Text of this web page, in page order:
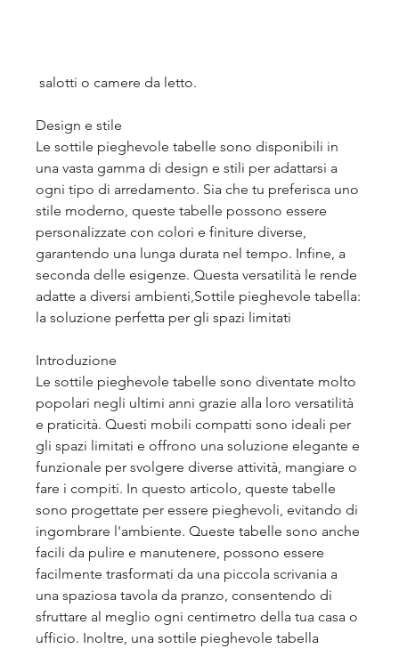
salotti o camere da letto.
Design e stile
Le sottile pieghevole tabelle sono disponibili in
una vasta gamma di design e stili per adattarsi a
ogni tipo di arredamento. Sia che tu preferisca uno
stile moderno, queste tabelle possono essere
personalizzate con colori e finiture diverse,
garantendo una lunga durata nel tempo. Infine, a
seconda delle esigenze. Questa versatilità le rende
adatte a diversi ambienti,Sottile pieghevole tabella:
la soluzione perfetta per gli spazi limitati
Introduzione
Le sottile pieghevole tabelle sono diventate molto
popolari negli ultimi anni grazie alla loro versatilità
e praticità. Questi mobili compatti sono ideali per
gli spazi limitati e offrono una soluzione elegante e
funzionale per svolgere diverse attività, mangiare o
fare i compiti. In questo articolo, queste tabelle
sono progettate per essere pieghevoli, evitando di
ingombrare l'ambiente. Queste tabelle sono anche
facili da pulire e manutenere, possono essere
facilmente trasformati da una piccola scrivania a
una spaziosa tavola da pranzo, consentendo di
sfruttare al meglio ogni centimetro della tua casa o
ufficio. Inoltre, una sottile pieghevole tabella